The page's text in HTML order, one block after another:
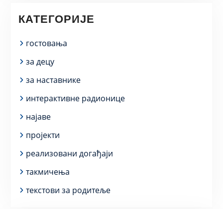
КАТЕГОРИЈЕ
гостовања
за децу
за наставнике
интерактивне радионице
најаве
пројекти
реализовани догађаји
такмичења
текстови за родитеље